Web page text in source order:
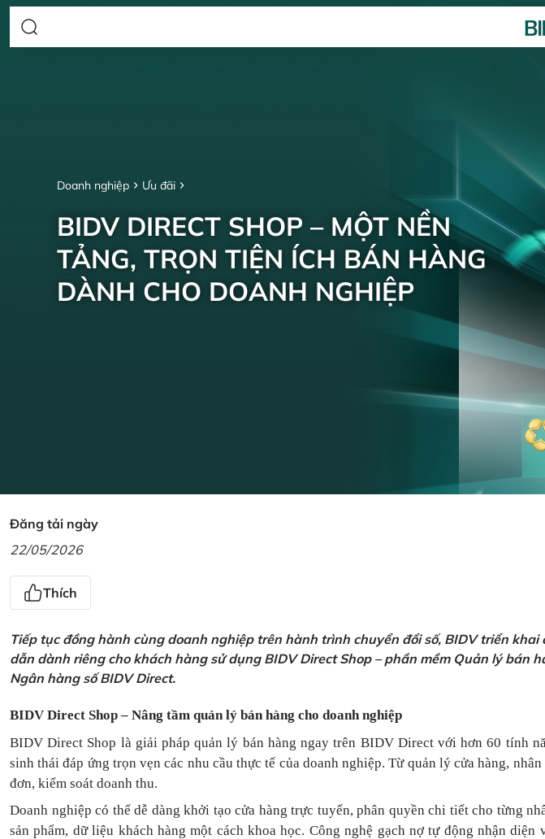
Doanh nghiệp Ưu đãi
BIDV DIRECT SHOP – MỘT NỀN
TẢNG, TRỌN TIỆN ÍCH BÁN HÀNG
DÀNH CHO DOANH NGHIỆP
Đăng tải ngày
22/05/2026
Thích
Tiếp tục đồng hành cùng doanh nghiệp trên hành trình chuyển đổi số, BIDV triển
dẫn dành riêng cho khách hàng sử dụng BIDV Direct Shop – phần mềm Quản lý bán
Ngân hàng số BIDV Direct.
BIDV Direct Shop – Nâng tầm quản lý bán hàng cho doanh nghiệp
BIDV Direct Shop là giải pháp quản lý bán hàng ngay trên BIDV Direct với hơn 60 tính
sinh thái đáp ứng trọn vẹn các nhu cầu thực tế của doanh nghiệp. Từ quản lý cửa hàng,
đơn, kiểm soát doanh thu.
Doanh nghiệp có thể dễ dàng khởi tạo cửa hàng trực tuyến, phân quyền chi tiết cho từng
sản phẩm, dữ liệu khách hàng một cách khoa học. Công nghệ gạch nợ tự động nhận diện